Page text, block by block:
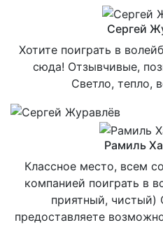
Сергей
Хотите поиграть в
сюда! Отзывчивые,
Светло, тепло,
Рамиль
Классное место, всем
компанией поиграть в
приятный, чистый)
предоставляете